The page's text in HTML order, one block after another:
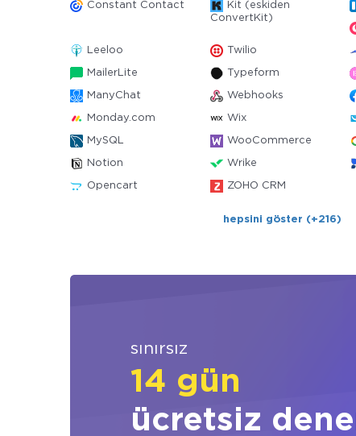
Constant Contact
Kit (eskiden
ConvertKit)
Leeloo Twilio
MailerLite Typeform
ManyChat Webhooks
Monday.com Wix
MySQL WooCommerce
Notion Wrike
Opencart ZOHO CRM
hepsini göster (+216)
sınırsız
14 gün
ücretsiz